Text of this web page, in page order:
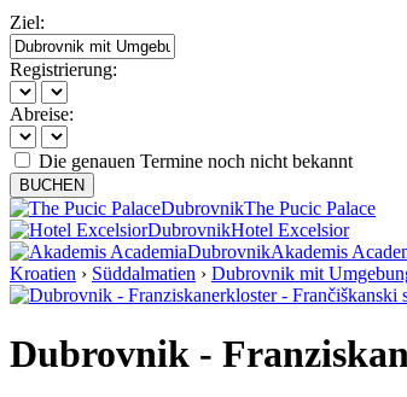
Ziel:
Registrierung:
Abreise:
Die genauen Termine noch nicht bekannt
BUCHEN
DubrovnikThe Pucic Palace
DubrovnikHotel Excelsior
DubrovnikAkademis
Kroatien › Süddalmatien › Dubrovnik mit
Dubrovnik -